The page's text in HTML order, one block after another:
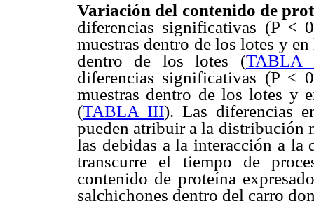
Variación del contenido de
diferencias significativas (P <
muestras dentro de los lotes y
dentro de los lotes (TABLA
diferencias significativas (P <
muestras dentro de los lotes y
(TABLA III). Las diferencias
pueden atribuir a la distribución
las debidas a la interacción a la
transcurre el tiempo de
contenido de proteína
salchichones dentro del carro